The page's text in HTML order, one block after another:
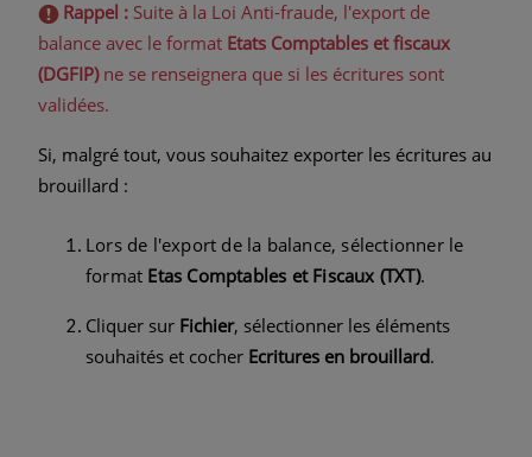
Rappel : Suite à la Loi Anti-fraude, l'export de
balance avec le format Etats Comptables et fiscaux
(DGFIP)ne se renseignera que si les écritures sont
validées.
Si, malgré tout, vous souhaitez exporter les écritures au
brouillard :
Lors de l'export de la balance, sélectionner le
format Etas Comptables et Fiscaux (TXT).
Cliquer sur Fichier, sélectionner les éléments
souhaités et cocher Ecritures en brouillard.